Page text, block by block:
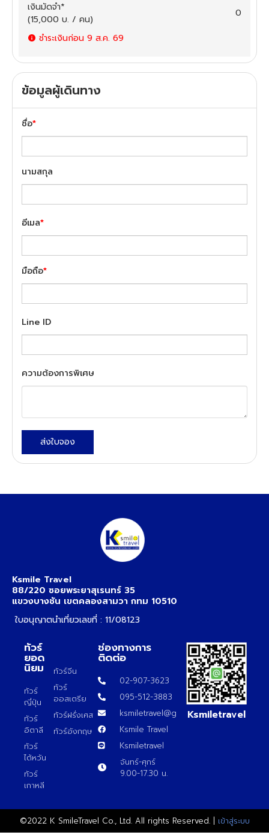
เงินมัดจำ*
(15,000 บ. / คน)
0
ชำระเงินก่อน 9 ส.ค. 69
ข้อมูลผู้เดินทาง
ชื่อ*
นามสกุล
อีเมล*
มือถือ*
Line ID
ความต้องการพิเศษ
ส่งใบจอง
Ksmile Travel
88/220 ซอยพระยาสุเรนทร์ 35
แขวงบางชัน เขตคลองสามวา กทม 10510
ใบอนุญาตนำเที่ยวเลขที่ : 11/08123
ทัวร์
ยอด
นิยม
ทัวร์
ญี่ปุ่น
ทัวร์
อิตาลี
ทัวร์
ไต้หวัน
ทัวร์
เกาหลี
ทัวร์จีน
ทัวร์
ออสเตรีย
ทัวร์ฝรั่งเศส
ทัวร์อังกฤษ
ช่องทางการ
ติดต่อ
02-907-3623
095-512-3883
ksmiletravel@gmail.com
Ksmile Travel
Ksmiletravel
จันทร์-ศุกร์
9.00-17.30 น.
Ksmiletravel
©2022 K SmileTravel Co., Ltd. All rights Reserved. | เข้าสู่ระบบ